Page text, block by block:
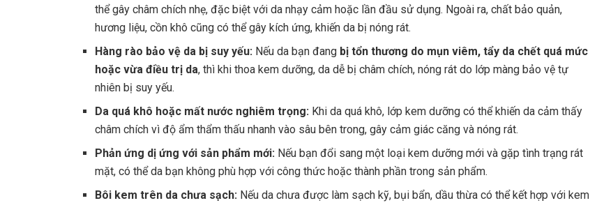
thể gây châm chích nhẹ, đặc biệt với da nhạy cảm hoặc lần đầu sử dụng. Ngoài ra, chất bảo quản,
hương liệu, cồn khô cũng có thể gây kích ứng, khiến da bị nóng rát.
Hàng rào bảo vệ da bị suy yếu: Nếu da bạn đang bị tổn thương do mụn viêm, tẩy da chết quá mức
hoặc vừa điều trị da, thì khi thoa kem dưỡng, da dễ bị châm chích, nóng rát do lớp màng bảo vệ tự
nhiên bị suy yếu.
Da quá khô hoặc mất nước nghiêm trọng: Khi da quá khô, lớp kem dưỡng có thể khiến da cảm thấy
châm chích vì độ ẩm thẩm thấu nhanh vào sâu bên trong, gây cảm giác căng và nóng rát.
Phản ứng dị ứng với sản phẩm mới: Nếu bạn đổi sang một loại kem dưỡng mới và gặp tình trạng rát
mặt, có thể da bạn không phù hợp với công thức hoặc thành phần trong sản phẩm.
Bôi kem trên da chưa sạch: Nếu da chưa được làm sạch kỹ, bụi bẩn, dầu thừa có thể kết hợp với kem